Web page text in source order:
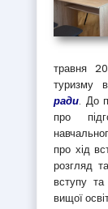
травня
туризму
ради. До
про
про хід
розгляд
вступу та
вищої